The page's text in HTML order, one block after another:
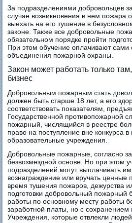
За подразделениями добровольцев
случае возникновения в нем пожара
выехать на его тушение в
законе. Также все добровольные
обязательном порядке пройти
При этом обучение оплачивают
объединения пожарной охраны.
Закон может работать только
бизнес
Добровольным пожарным стать
должен быть старше 18 лет, а его
соответствовать показателям,
Государственной противопожарной
пожарный, числящийся в реестре
право на поступление вне конкурса
образовательные учреждения.
Добровольные пожарные, согласно
безвозмездной основе. Но при этом
подразделений могут выплачивать
вознаграждение или вручать ценные
время тушения пожаров, дежурства
подготовки добровольный пожарный
работы по основному месту работы
заработной платы, но с сохранением
Учреждения, которые отвлекли